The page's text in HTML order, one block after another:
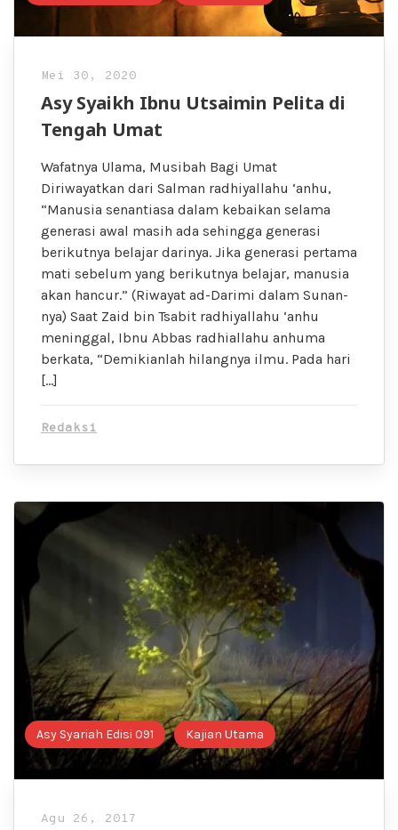
Mei 30, 2020
Asy Syaikh Ibnu Utsaimin Pelita di
Tengah Umat
Wafatnya Ulama, Musibah Bagi Umat
Diriwayatkan dari Salman radhiyallahu ‘anhu,
“Manusia senantiasa dalam kebaikan selama
generasi awal masih ada sehingga generasi
berikutnya belajar darinya. Jika generasi pertama
mati sebelum yang berikutnya belajar, manusia
akan hancur.” (Riwayat ad-Darimi dalam Sunan-
nya) Saat Zaid bin Tsabit radhiyallahu ‘anhu
meninggal, Ibnu Abbas radhiallahu anhuma
berkata, “Demikianlah hilangnya ilmu. Pada hari
[…]
Redaksi
Asy Syariah Edisi 091 Kajian Utama
Agu 26, 2017